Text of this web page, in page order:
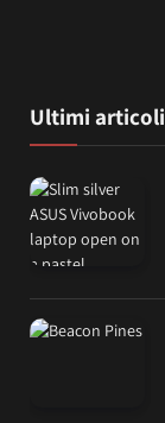
Ultimi articoli